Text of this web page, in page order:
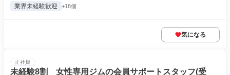
業界未経験歓迎 +18個
気になる
正社員
未経験8割 女性専用ジムの会員サポートスタッフ(受